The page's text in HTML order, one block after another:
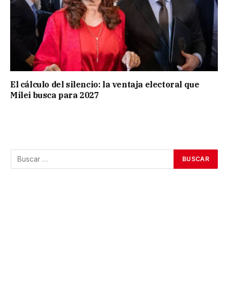
El cálculo del silencio: la ventaja electoral que
Milei busca para 2027